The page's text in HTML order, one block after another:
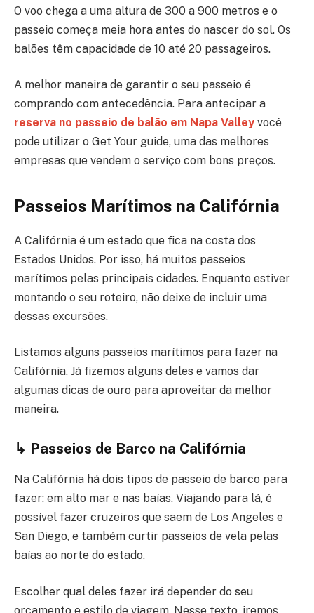
O voo chega a uma altura de 300 a 900 metros e o
passeio começa meia hora antes do nascer do sol. Os
balões têm capacidade de 10 até 20 passageiros.
A melhor maneira de garantir o seu passeio é
comprando com antecedência. Para antecipar a
reserva no passeio de balão em Napa Valley você
pode utilizar o Get Your guide, uma das melhores
empresas que vendem o serviço com bons preços.
Passeios Marítimos na Califórnia
A Califórnia é um estado que fica na costa dos
Estados Unidos. Por isso, há muitos passeios
marítimos pelas principais cidades. Enquanto estiver
montando o seu roteiro, não deixe de incluir uma
dessas excursões.
Listamos alguns passeios marítimos para fazer na
Califórnia. Já fizemos alguns deles e vamos dar
algumas dicas de ouro para aproveitar da melhor
maneira.
↳ Passeios de Barco na Califórnia
Na Califórnia há dois tipos de passeio de barco para
fazer: em alto mar e nas baías. Viajando para lá, é
possível fazer cruzeiros que saem de Los Angeles e
San Diego, e também curtir passeios de vela pelas
baías ao norte do estado.
Escolher qual deles fazer irá depender do seu